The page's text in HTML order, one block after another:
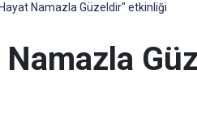
Namazla Güzeldir" etkinliği
Namazla